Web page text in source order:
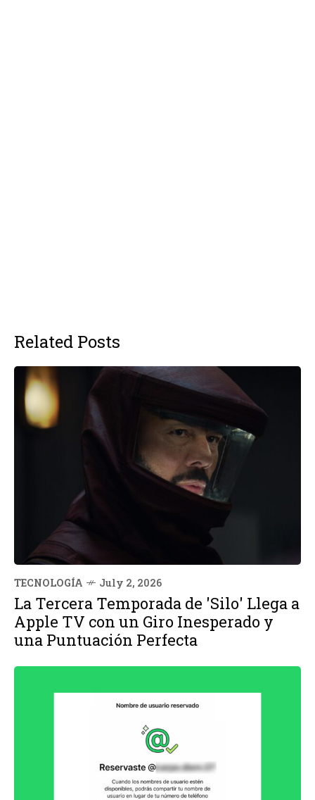
Related Posts
TECNOLOGÍA July 2, 2026
La Tercera Temporada de 'Silo' Llega a
Apple TV con un Giro Inesperado y
una Puntuación Perfecta